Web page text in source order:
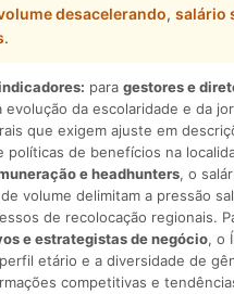
desacelerando, salário
.
para gestores e
evolução da escolaridade e da
que exigem ajuste em
políticas de benefícios na
e headhunters, o
volume delimitam a pressão
de recolocação regionais.
e estrategistas de negócio, o
etário e a diversidade de
competitivas e